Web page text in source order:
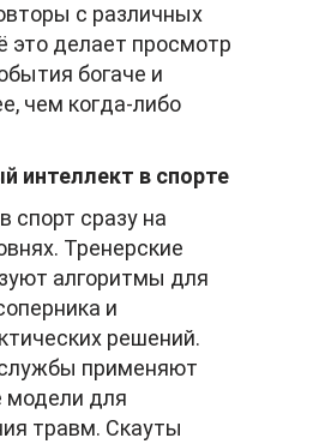
с различных
это делает просмотр
богаче и
чем когда-либо
интеллект в спорте
спорт сразу на
Тренерские
алгоритмы для
и
решений.
применяют
модели для
травм. Скауты